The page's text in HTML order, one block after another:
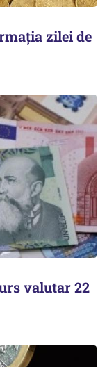
zilei de
valutar 22